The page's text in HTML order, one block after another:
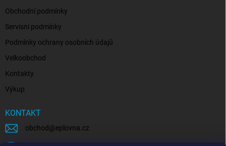
Obchodní podmínky
Servisní podmínky
Podmínky ochrany osobních údajů
Velkoobchod
Kontakty
Výkup
KONTAKT
obchod @eplovna.cz